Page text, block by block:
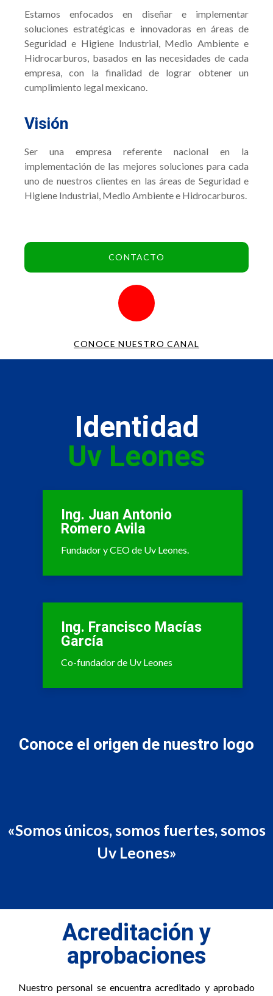
Estamos enfocados en diseñar e implementar
soluciones estratégicas e innovadoras en áreas de
Seguridad e Higiene Industrial, Medio Ambiente e
Hidrocarburos, basados en las necesidades de cada
empresa, con la finalidad de lograr obtener un
cumplimiento legal mexicano.
Visión
Ser una empresa referente nacional en la
implementación de las mejores soluciones para cada
uno de nuestros clientes en las áreas de Seguridad e
Higiene Industrial, Medio Ambiente e Hidrocarburos.
CONTACTO
CONOCE NUESTRO CANAL
Identidad
Uv Leones
Ing. Juan Antonio
Romero Avila
Fundador y CEO de Uv Leones.
Ing. Francisco Macías
García
Co-fundador de Uv Leones
Conoce el origen de nuestro logo
«Somos únicos, somos fuertes, somos
Uv Leones»
Acreditación y
aprobaciones
Nuestro personal se encuentra acreditado y aprobado